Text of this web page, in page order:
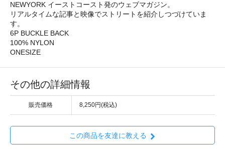
NEWYORK イーストコースト発のウェブマガジン。
リアルタイムな記事と映像でストリートを紹介しつづけていま
す。
6P BUCKLE BACK
100% NYLON
ONESIZE
その他の詳細情報
販売価格 8,250円(税込)
この商品を友達に教える